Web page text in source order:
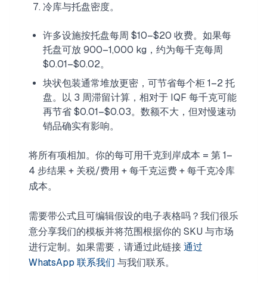
冷库与托盘密度。
许多设施按托盘每周 $10–$20 收费。如果每
托盘可放 900–1,000 kg，约为每千克每周
$0.01–$0.02。
块状包装通常堆放更密，可节省每个柜 1–2 托
盘。以 3 周滞留计算，相对于 IQF 每千克可能
再节省 $0.01–$0.03。数额不大，但对慢速动
销品确实有影响。
将所有项相加。你的每可用千克到岸成本 = 第 1–
4 步结果 + 关税/费用 + 每千克运费 + 每千克冷库
成本。
需要带公式且可编辑假设的电子表格吗？我们很乐
意分享我们的模板并将范围根据你的 SKU 与市场
进行定制。如果需要，请通过此链接 通过
WhatsApp 联系我们 与我们联系。